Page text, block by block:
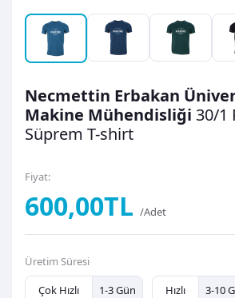
Necmettin Erbakan
Makine Mühendisliği 30/1
Süprem T-shirt
Fiyat:
600,00TL /Adet
Üretim Süresi
Çok Hızlı
1-3 Gün Hızlı 3-10